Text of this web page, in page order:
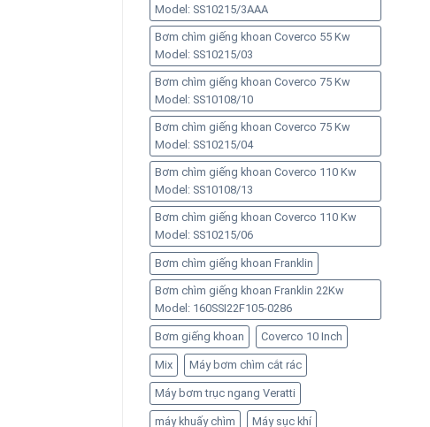
Model: SS10215/3AAA
Bơm chìm giếng khoan Coverco 55 Kw
Model: SS10215/03
Bơm chìm giếng khoan Coverco 75 Kw
Model: SS10108/10
Bơm chìm giếng khoan Coverco 75 Kw
Model: SS10215/04
Bơm chìm giếng khoan Coverco 110 Kw
Model: SS10108/13
Bơm chìm giếng khoan Coverco 110 Kw
Model: SS10215/06
Bơm chìm giếng khoan Franklin
Bơm chìm giếng khoan Franklin 22Kw
Model: 160SSI22F105-0286
Bơm giếng khoan Coverco 10 Inch
Mix Máy bơm chìm cắt rác
Máy bơm trục ngang Veratti
máy khuấy chìm Máy sục khí